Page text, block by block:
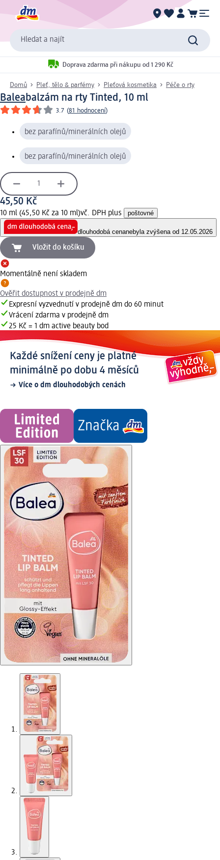
Hledat a najít
Doprava zdarma při nákupu od 1 290 Kč
Domů Pleť, tělo & parfémy Pleťová kosmetika Péče o rty
Baleabalzám na rty Tinted, 10 ml
3.7 (81 hodnocení)
bez parafínů/minerálních olejů
bez parafínů/minerálních olejů
45,50 Kč
10 ml (45,50 Kč za 10 ml)vč. DPH plus poštovné
dlouhodobá cenanebyla zvýšena od 12.05.2026
Vložit do košíku
Momentálně není skladem
Ověřit dostupnost v prodejně dm
Expresní vyzvednutí v prodejně dm do 60 minut
Vrácení zdarma v prodejně dm
25 Kč = 1 dm active beauty bod
Každé snížení ceny je platné
minimálně po dobu 4 měsíců
Více o dm dlouhodobých cenách